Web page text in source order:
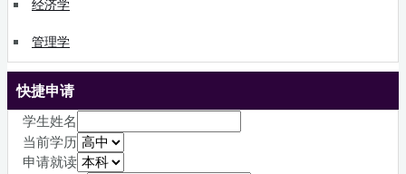
经济学
管理学
快捷申请
学生姓名
当前学历
申请就读